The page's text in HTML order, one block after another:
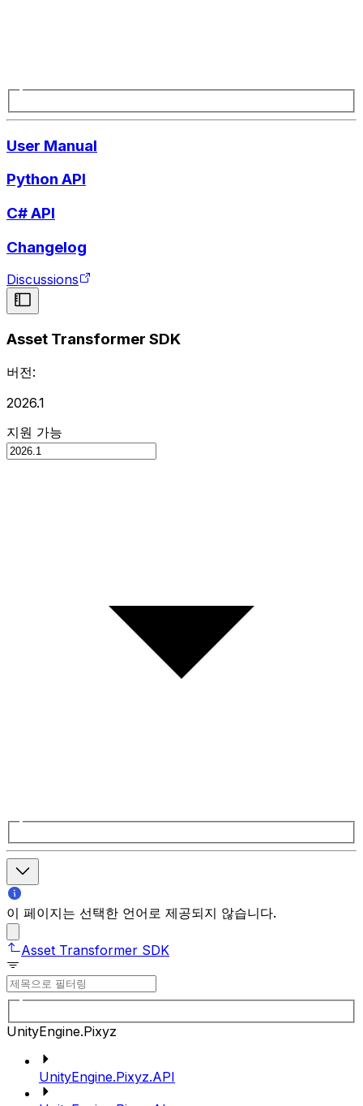
User Manual
Python API
C# API
Changelog
Discussions
Asset Transformer SDK
버전:
2026.1
지원 가능
이 페이지는 선택한 언어로 제공되지 않습니다.
Asset Transformer SDK
UnityEngine.Pixyz
UnityEngine.Pixyz.API